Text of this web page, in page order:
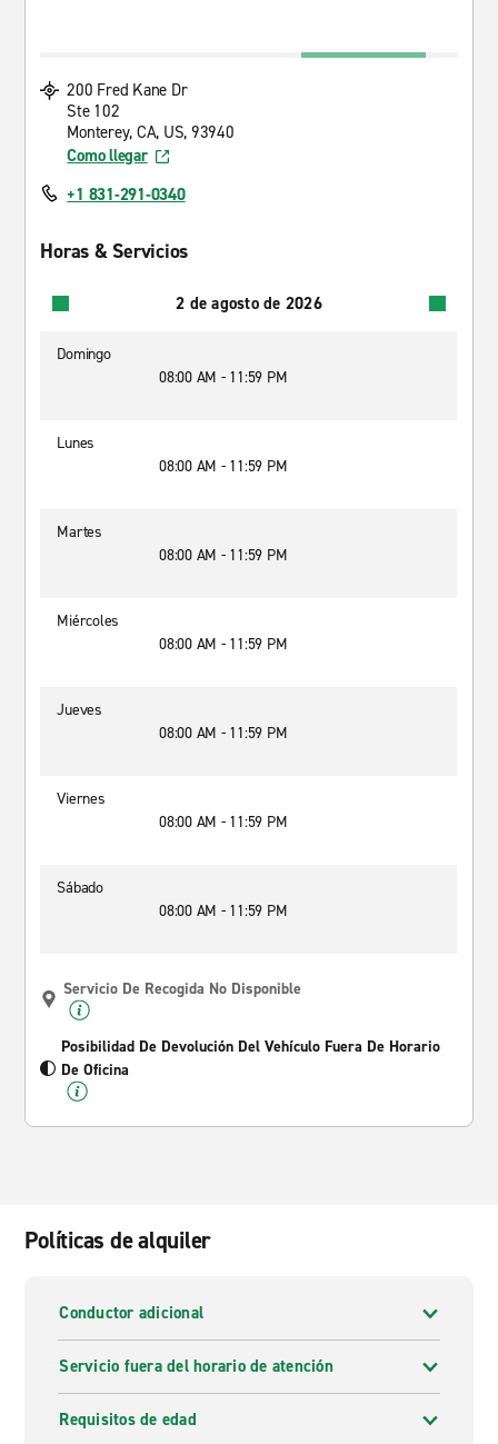
200 Fred Kane Dr
Ste 102
Monterey, CA, US, 93940
Como llegar
+1 831-291-0340
Horas & Servicios
2 de agosto de 2026
Domingo
08:00 AM - 11:59 PM
Lunes
08:00 AM - 11:59 PM
Martes
08:00 AM - 11:59 PM
Miércoles
08:00 AM - 11:59 PM
Jueves
08:00 AM - 11:59 PM
Viernes
08:00 AM - 11:59 PM
Sábado
08:00 AM - 11:59 PM
Servicio De Recogida No Disponible
Posibilidad De Devolución Del Vehículo Fuera De Horario
De Oficina
Políticas de alquiler
Conductor adicional
Servicio fuera del horario de atención
Requisitos de edad